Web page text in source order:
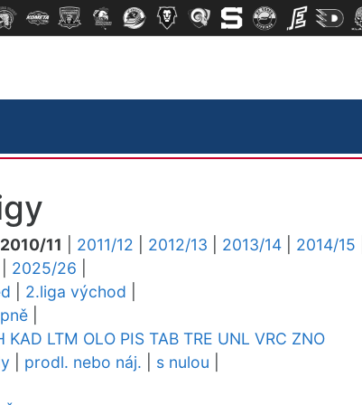
2010/11 2011/12 2012/13 2013/14 2014/15
2025/26
2.liga východ
KAD LTM OLO PIS TAB TRE UNL VRC ZNO
prodl. nebo náj. s nulou